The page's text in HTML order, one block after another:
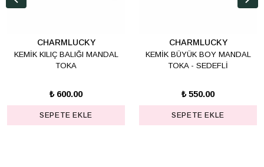
CHARMLUCKY
KEMİK KILIÇ BALIĞI MANDAL
TOKA
₺ 600.00
SEPETE EKLE
CHARMLUCKY
KEMİK BÜYÜK BOY MANDAL
TOKA - SEDEFLİ
₺ 550.00
SEPETE EKLE